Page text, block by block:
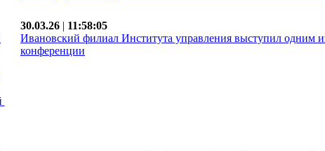
30.03.26 | 11:58:05
Ивановский филиал Института управления выступил одним
конференции